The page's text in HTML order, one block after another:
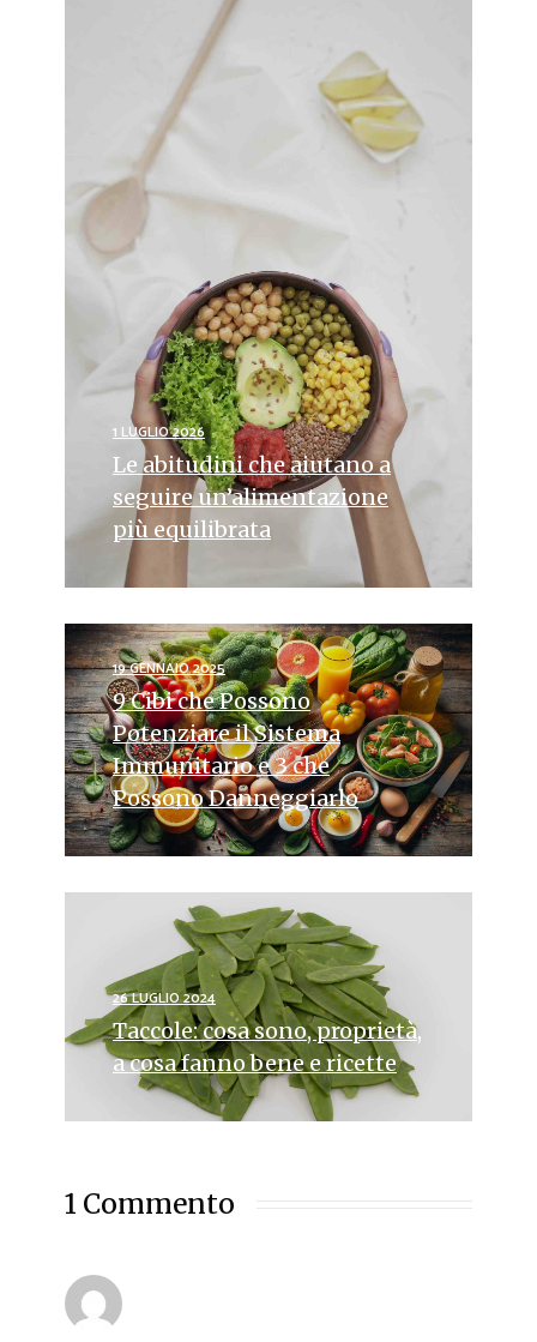
1 LUGLIO 2026
Le abitudini che aiutano a
seguire un’alimentazione
più equilibrata
19 GENNAIO 2025
9 Cibi che Possono
Potenziare il Sistema
Immunitario e 3 che
Possono Danneggiarlo
26 LUGLIO 2024
Taccole: cosa sono, proprietà,
a cosa fanno bene e ricette
1 Commento